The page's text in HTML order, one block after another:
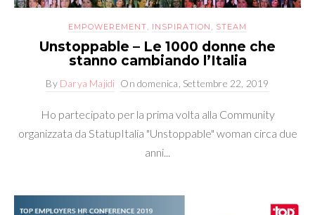
EMPOWEREMENT, INSPIRATION , STEAM
Unstoppable – Le 1000 donne che
stanno cambiando l’Italia
By Darya Majidi On domenica, Settembre 22, 2019
Ho partecipato per la prima volta alla Community
organizzata da StatupItalia "Unstoppable" woman circa due
anni...